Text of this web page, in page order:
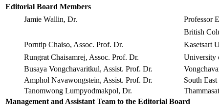
Editorial Board Members
Jamie Wallin, Dr.
Professor
British
Porntip Chaiso, Assoc. Prof. Dr.
Kasetsart
Rungrat Chaisamrej, Assoc. Prof. Dr.
University
Busaya Vongchavaritkul, Assist. Prof. Dr.
Amphol Navawongstein, Assist. Prof. Dr.
South
Tanomwong Lumpyodmakpol, Dr.
Management and Assistant Team to the Editorial Board